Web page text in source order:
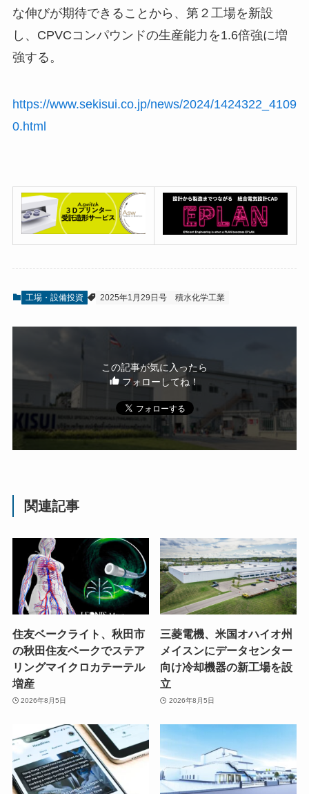
な伸びが期待できることから、第２工場を新設
し、CPVCコンパウンドの生産能力を1.6倍強に増
強する。
https://www.sekisui.co.jp/news/2024/1424322_4109
0.html
工場・設備投資 2025年1月29日号 積水化学工業
この記事が気に入ったら
フォローしてね！
関連記事
住友ベークライト、秋田市
の秋田住友ベークでステア
リングマイクロカテーテル
増産
2026年8月5日
三菱電機、米国オハイオ州
メイスンにデータセンター
向け冷却機器の新工場を設
立
2026年8月5日